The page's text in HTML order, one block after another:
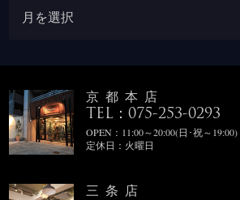
京都本店
TEL：075-253-0293
OPEN：11:00～20:00(日･祝～19:00)
定休日：火曜日
三条店